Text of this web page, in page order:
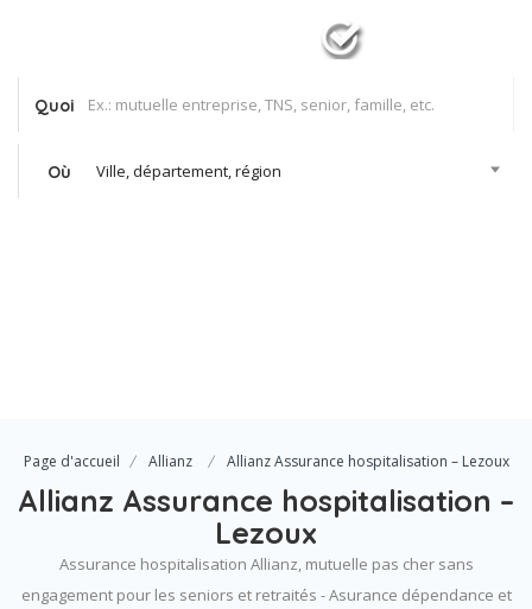
Quoi
Où Ville, département, région
Page d'accueil Allianz Allianz Assurance hospitalisation – Lezoux
Allianz Assurance hospitalisation –
Lezoux
Assurance hospitalisation Allianz, mutuelle pas cher sans
engagement pour les seniors et retraités - Asurance dépendance et